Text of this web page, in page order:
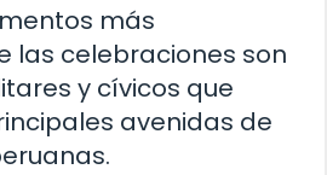
más
las celebraciones son
y cívicos que
avenidas de